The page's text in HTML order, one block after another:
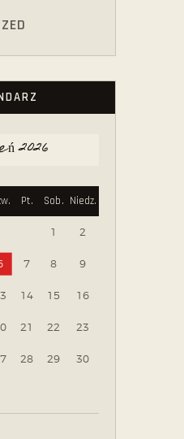
2026
Pt. Sob. Niedz.
1 2
7 8 9
14 15 16
21 22 23
28 29 30